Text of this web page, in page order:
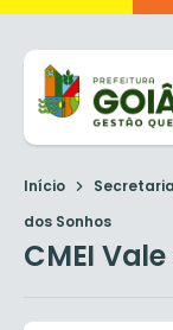
Início
dos Sonhos
CMEI